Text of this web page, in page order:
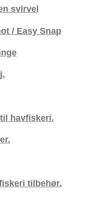
svirvel
/ Easy Snap
havfiskeri.
tilbehør.